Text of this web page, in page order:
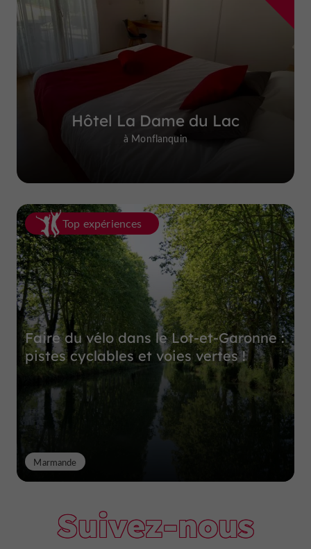
Hôtel La Dame du Lac
à Monflanquin
Top expériences
Faire du vélo dans le Lot-et-Garonne :
pistes cyclables et voies vertes !
Marmande
Suivez-nous